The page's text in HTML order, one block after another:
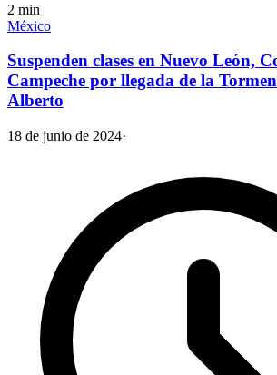
2 min
México
Suspenden clases en Nuevo León,
Campeche por llegada de la
Alberto
18 de junio de 2024·